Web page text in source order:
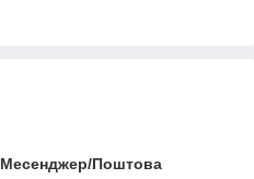
Месенджер/Поштова